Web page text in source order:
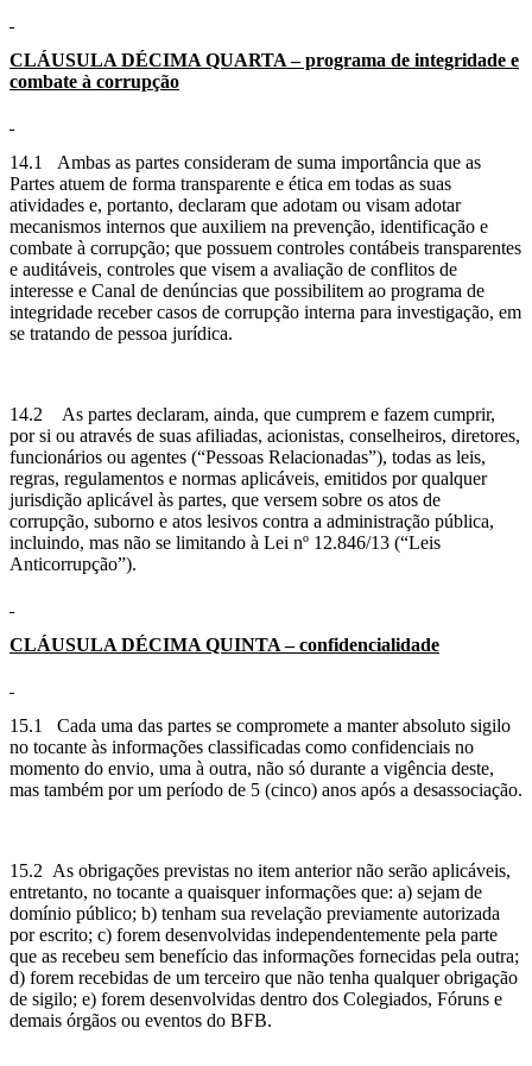
CLÁUSULA DÉCIMA QUARTA – programa de integridade e
combate à corrupção
14.1 Ambas as partes consideram de suma importância que as
Partes atuem de forma transparente e ética em todas as suas
atividades e, portanto, declaram que adotam ou visam adotar
mecanismos internos que auxiliem na prevenção, identificação e
combate à corrupção; que possuem controles contábeis transparentes
e auditáveis, controles que visem a avaliação de conflitos de
interesse e Canal de denúncias que possibilitem ao programa de
integridade receber casos de corrupção interna para investigação, em
se tratando de pessoa jurídica.
14.2 As partes declaram, ainda, que cumprem e fazem cumprir,
por si ou através de suas afiliadas, acionistas, conselheiros, diretores,
funcionários ou agentes (“Pessoas Relacionadas”), todas as leis,
regras, regulamentos e normas aplicáveis, emitidos por qualquer
jurisdição aplicável às partes, que versem sobre os atos de
corrupção, suborno e atos lesivos contra a administração pública,
incluindo, mas não se limitando à Lei nº 12.846/13 (“Leis
Anticorrupção”).
CLÁUSULA DÉCIMA QUINTA – confidencialidade
15.1 Cada uma das partes se compromete a manter absoluto sigilo
no tocante às informações classificadas como confidenciais no
momento do envio, uma à outra, não só durante a vigência deste,
mas também por um período de 5 (cinco) anos após a desassociação.
15.2 As obrigações previstas no item anterior não serão aplicáveis,
entretanto, no tocante a quaisquer informações que: a) sejam de
domínio público; b) tenham sua revelação previamente autorizada
por escrito; c) forem desenvolvidas independentemente pela parte
que as recebeu sem benefício das informações fornecidas pela outra;
d) forem recebidas de um terceiro que não tenha qualquer obrigação
de sigilo; e) forem desenvolvidas dentro dos Colegiados, Fóruns e
demais órgãos ou eventos do BFB.